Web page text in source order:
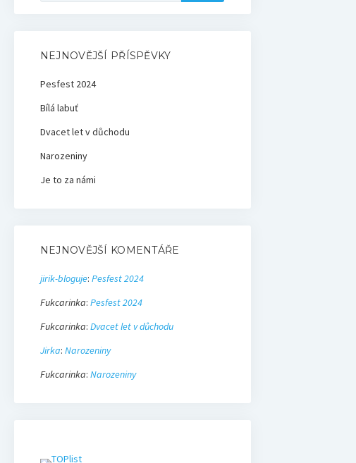
NEJNOVĚJŠÍ PŘÍSPĚVKY
Pesfest 2024
Bílá labuť
Dvacet let v důchodu
Narozeniny
Je to za námi
NEJNOVĚJŠÍ KOMENTÁŘE
jirik-bloguje: Pesfest 2024
Fukcarinka: Pesfest 2024
Fukcarinka: Dvacet let v důchodu
Jirka: Narozeniny
Fukcarinka: Narozeniny